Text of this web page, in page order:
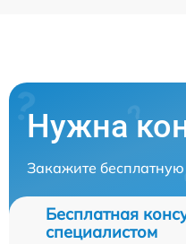
Нужна
Закажите
Бесплатная
специалистом